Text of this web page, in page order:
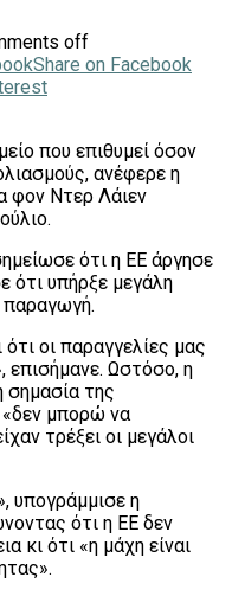
off
Share on Facebook
που επιθυμεί όσον
ανέφερε η
φον Ντερ Λάιεν
ότι η ΕΕ άργησε
ότι υπήρξε μεγάλη
παραγωγή.
οι παραγγελίες μας
επισήμανε. Ωστόσο, η
σημασία της
«δεν μπορώ να
τρέξει οι μεγάλοι
υπογράμμισε η
ότι η ΕΕ δεν
κι ότι «η μάχη είναι